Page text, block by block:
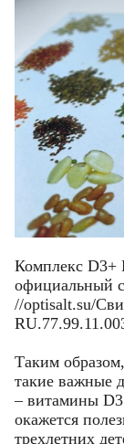
Комплекс D3+
официальный
//optisalt.su/
Таким
такие важные
– витамины
окажется
трехлетних